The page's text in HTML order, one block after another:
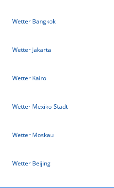
Wetter Bangkok
Wetter Jakarta
Wetter Kairo
Wetter Mexiko-Stadt
Wetter Moskau
Wetter Beijing